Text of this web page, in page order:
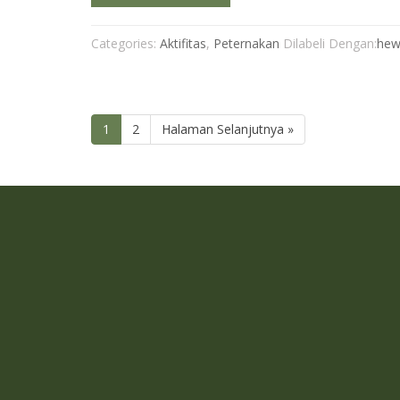
Categories: Aktifitas, Peternakan Dilabeli Dengan:
1 2 Halaman Selanjutnya »